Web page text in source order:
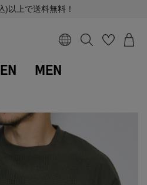
)以上で送料無料！
MEN